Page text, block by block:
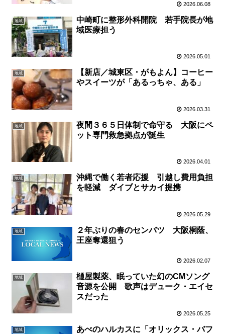
2026.06.08
地域
中崎町に整形外科開院 若手院長が地
域医療担う
2026.05.01
地域
【新店／城東区・がもよん】コーヒー
やスイーツが「あるっちゃ、ある」
2026.03.31
地域
夜間３６５日体制で命守る 大阪にペ
ット専門救急拠点が誕生
2026.04.01
地域
沖縄で働く若者応援 引越し費用負担
を軽減 ダイブとサカイ提携
2026.05.29
地域
２年ぶりの春のセンバツ 大阪桐蔭、
王座奪還狙う
2026.02.07
地域
樋屋製薬、眠っていた幻のCMソング
音源を公開 歌声はデューク・エイセ
スだった
2026.05.25
地域
あべのハルカスに「オリックス・バフ